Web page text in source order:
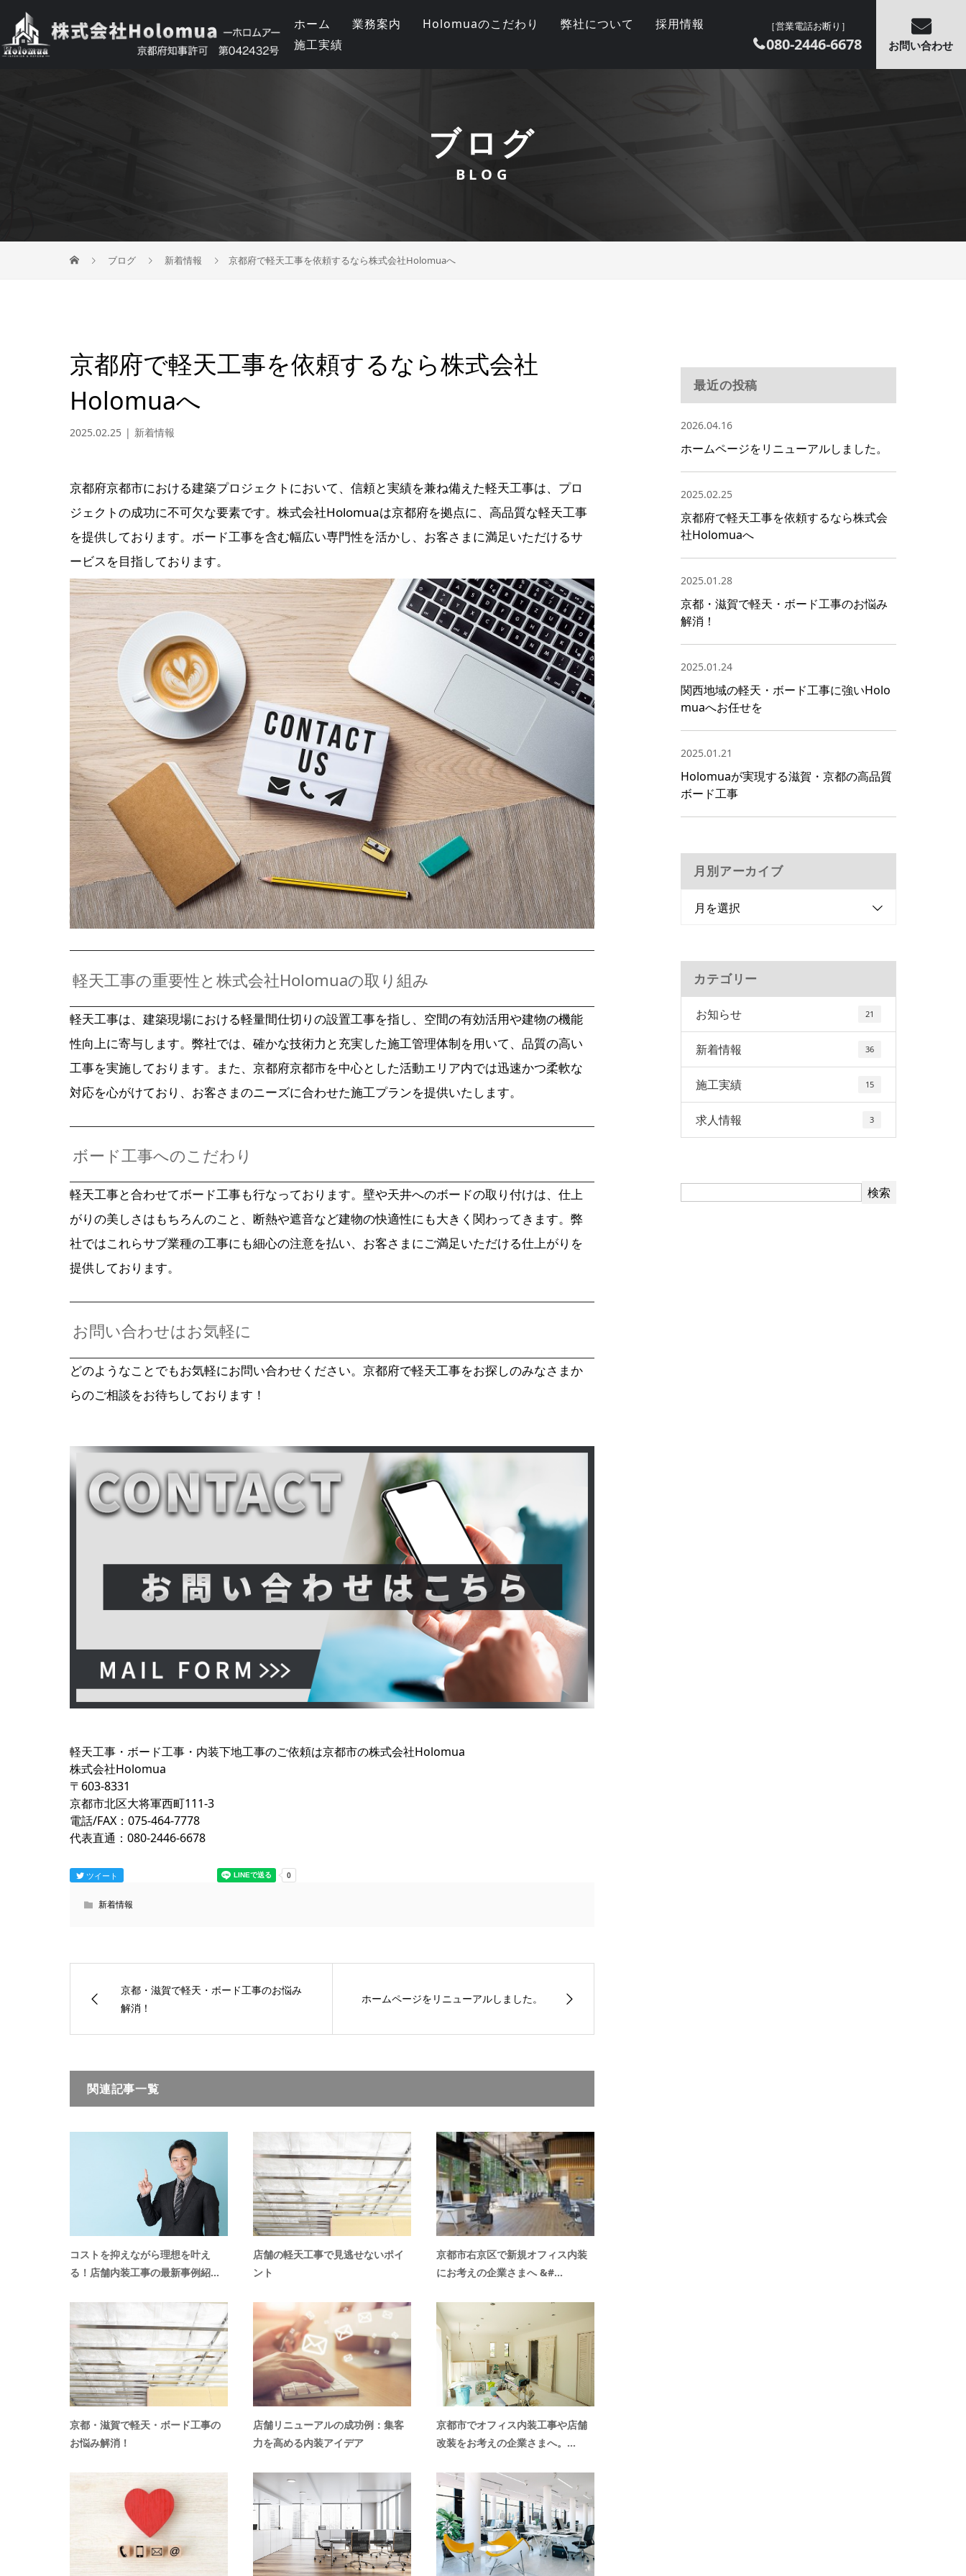
ホーム 業務案内 Holomuaのこだわり 弊社について
採用情報
施工実績
［営業電話お断り］
080-2446-6678 お問い合わせ
ブログ
BLOG
ブログ 新着情報 京都府で軽天工事を依頼するなら株式会社Holomuaへ
京都府で軽天工事を依頼するなら株式会社
Holomuaへ
2025.02.25 新着情報
京都府京都市における建築プロジェクトにおいて、信頼と実績を兼ね備えた軽天工事は、プロ
ジェクトの成功に不可欠な要素です。株式会社Holomuaは京都府を拠点に、高品質な軽天工事
を提供しております。ボード工事を含む幅広い専門性を活かし、お客さまに満足いただけるサ
ービスを目指しております。
軽天工事の重要性と株式会社Holomuaの取り組み
軽天工事は、建築現場における軽量間仕切りの設置工事を指し、空間の有効活用や建物の機能
性向上に寄与します。弊社では、確かな技術力と充実した施工管理体制を用いて、品質の高い
工事を実施しております。また、京都府京都市を中心とした活動エリア内では迅速かつ柔軟な
対応を心がけており、お客さまのニーズに合わせた施工プランを提供いたします。
ボード工事へのこだわり
軽天工事と合わせてボード工事も行なっております。壁や天井へのボードの取り付けは、仕上
がりの美しさはもちろんのこと、断熱や遮音など建物の快適性にも大きく関わってきます。弊
社ではこれらサブ業種の工事にも細心の注意を払い、お客さまにご満足いただける仕上がりを
提供しております。
お問い合わせはお気軽に
どのようなことでもお気軽にお問い合わせください。京都府で軽天工事をお探しのみなさまか
らのご相談をお待ちしております！
軽天工事・ボード工事・内装下地工事のご依頼は京都市の株式会社Holomua
株式会社Holomua
〒603-8331
京都市北区大将軍西町111-3
電話/FAX：075-464-7778
代表直通：080-2446-6678
ツイート
新着情報
京都・滋賀で軽天・ボード工事のお悩み
解消！
ホームページをリニューアルしました。
関連記事一覧
コストを抑えながら理想を叶え
る！店舗内装工事の最新事例紹...
店舗の軽天工事で見逃せないポイ
ント
京都市右京区で新規オフィス内装
にお考えの企業さまへ &#...
京都・滋賀で軽天・ボード工事の
お悩み解消！
店舗リニューアルの成功例：集客
力を高める内装アイデア
京都市でオフィス内装工事や店舗
改装をお考えの企業さまへ。...
最近の投稿
2026.04.16
ホームページをリニューアルしました。
2025.02.25
京都府で軽天工事を依頼するなら株式会
社Holomuaへ
2025.01.28
京都・滋賀で軽天・ボード工事のお悩み
解消！
2025.01.24
関西地域の軽天・ボード工事に強いHolo
muaへお任せを
2025.01.21
Holomuaが実現する滋賀・京都の高品質
ボード工事
月別アーカイブ
月を選択
カテゴリー
お知らせ 21
新着情報 36
施工実績 15
求人情報 3